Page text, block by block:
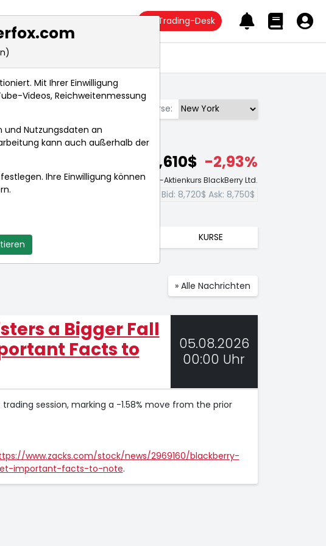
Trading-Desk
Börse:
8,610$ -2,93%
Echtzeit-Aktienkurs BlackBerry Ltd.
Bid: 8,720$ Ask: 8,750$
KURSE
» Alle Nachrichten
a Bigger Fall
Facts to
05.08.2026
00:00 Uhr
session, marking a -1.58% move from the prior
www.zacks.com/stock/news/2969160/blackberry-
important-facts-to-note.
Mit Ihrer Einwilligung
Videos, Reichweitenmessung
Nutzungsdaten an
kann auch außerhalb der
Ihre Einwilligung können